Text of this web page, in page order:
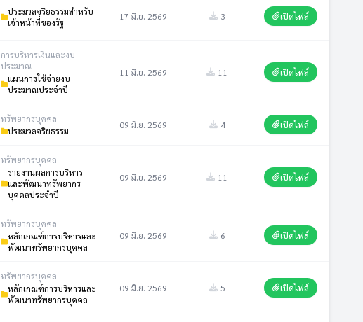
ประมวลจริยธรรมสำหรับ
เจ้าหน้าที่ของรัฐ
17 มิ.ย. 2569 3 เปิดไฟล์
การบริหารเงินและงบ
ประมาณ
แผนการใช้จ่ายงบ
ประมาณประจำปี
11 มิ.ย. 2569 11 เปิดไฟล์
ทรัพยากรบุคคล
ประมวลจริยธรรม
09 มิ.ย. 2569 4 เปิดไฟล์
ทรัพยากรบุคคล
รายงานผลการบริหาร
และพัฒนาทรัพยากร
บุคคลประจำปี
09 มิ.ย. 2569 11 เปิดไฟล์
ทรัพยากรบุคคล
หลักเกณฑ์การบริหารและ
พัฒนาทรัพยากรบุคคล
09 มิ.ย. 2569 6 เปิดไฟล์
ทรัพยากรบุคคล
หลักเกณฑ์การบริหารและ
พัฒนาทรัพยากรบุคคล
09 มิ.ย. 2569 5 เปิดไฟล์